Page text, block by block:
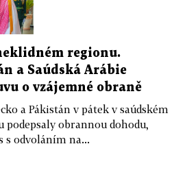
regionu.
a Saúdská Arábie
o vzájemné obraně
a Pákistán v pátek v saúdském
podepsaly obrannou dohodu,
s odvoláním na...